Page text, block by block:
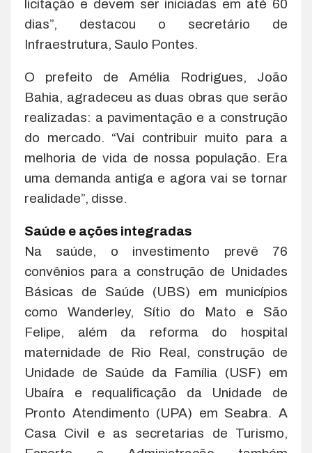
licitação e devem ser iniciadas em até 60
dias”, destacou o secretário de
Infraestrutura, Saulo Pontes.
O prefeito de Amélia Rodrigues, João
Bahia, agradeceu as duas obras que serão
realizadas: a pavimentação e a construção
do mercado. “Vai contribuir muito para a
melhoria de vida de nossa população. Era
uma demanda antiga e agora vai se tornar
realidade”, disse.
Saúde e ações integradas
Na saúde, o investimento prevê 76
convênios para a construção de Unidades
Básicas de Saúde (UBS) em municípios
como Wanderley, Sítio do Mato e São
Felipe, além da reforma do hospital
maternidade de Rio Real, construção de
Unidade de Saúde da Família (USF) em
Ubaíra e requalificação da Unidade de
Pronto Atendimento (UPA) em Seabra. A
Casa Civil e as secretarias de Turismo,